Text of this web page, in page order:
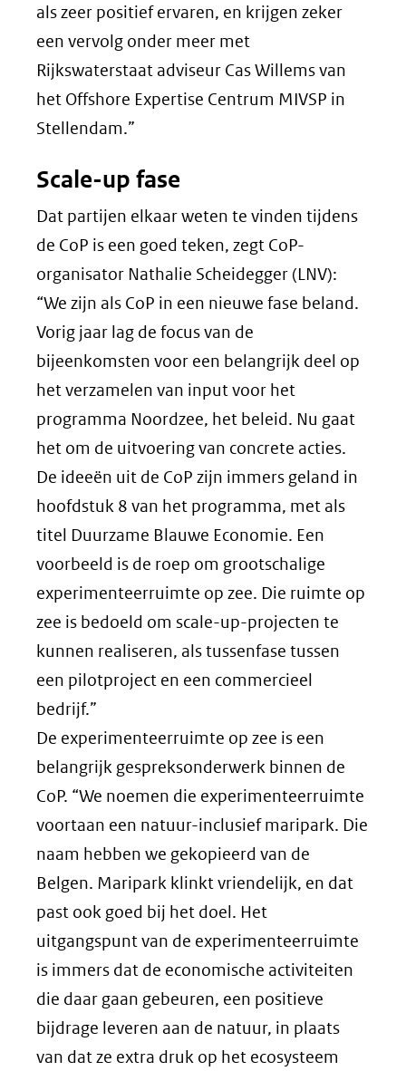
als zeer positief ervaren, en krijgen zeker
een vervolg onder meer met
Rijkswaterstaat adviseur Cas Willems van
het Offshore Expertise Centrum MIVSP in
Stellendam.”
Scale-up fase
Dat partijen elkaar weten te vinden tijdens
de CoP is een goed teken, zegt CoP-
organisator Nathalie Scheidegger (LNV):
“We zijn als CoP in een nieuwe fase beland.
Vorig jaar lag de focus van de
bijeenkomsten voor een belangrijk deel op
het verzamelen van input voor het
programma Noordzee, het beleid. Nu gaat
het om de uitvoering van concrete acties.
De ideeën uit de CoP zijn immers geland in
hoofdstuk 8 van het programma, met als
titel Duurzame Blauwe Economie. Een
voorbeeld is de roep om grootschalige
experimenteerruimte op zee. Die ruimte op
zee is bedoeld om scale-up-projecten te
kunnen realiseren, als tussenfase tussen
een pilotproject en een commercieel
bedrijf.”
De experimenteerruimte op zee is een
belangrijk gespreksonderwerk binnen de
CoP. “We noemen die experimenteerruimte
voortaan een natuur-inclusief maripark. Die
naam hebben we gekopieerd van de
Belgen. Maripark klinkt vriendelijk, en dat
past ook goed bij het doel. Het
uitgangspunt van de experimenteerruimte
is immers dat de economische activiteiten
die daar gaan gebeuren, een positieve
bijdrage leveren aan de natuur, in plaats
van dat ze extra druk op het ecosysteem